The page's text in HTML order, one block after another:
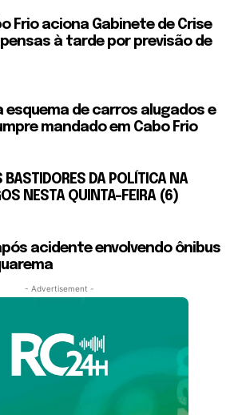
Frio aciona Gabinete de Crise
à tarde por previsão de
esquema de carros alugados e
mandado em Cabo Frio
BASTIDORES DA POLÍTICA NA
NESTA QUINTA-FEIRA (6)
acidente envolvendo ônibus
- Advertisement -